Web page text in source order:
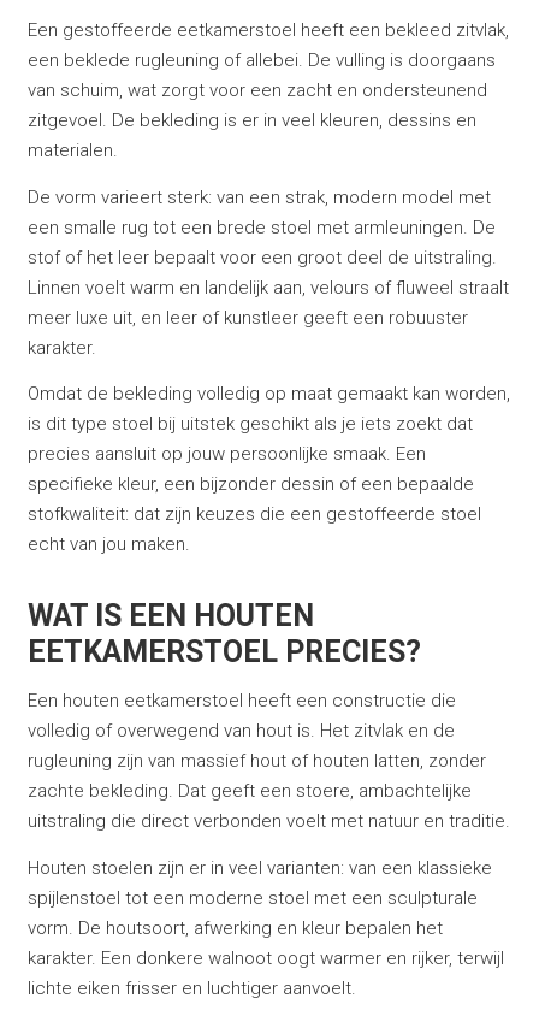
Een gestoffeerde eetkamerstoel heeft een bekleed zitvlak,
een beklede rugleuning of allebei. De vulling is doorgaans
van schuim, wat zorgt voor een zacht en ondersteunend
zitgevoel. De bekleding is er in veel kleuren, dessins en
materialen.
De vorm varieert sterk: van een strak, modern model met
een smalle rug tot een brede stoel met armleuningen. De
stof of het leer bepaalt voor een groot deel de uitstraling.
Linnen voelt warm en landelijk aan, velours of fluweel straalt
meer luxe uit, en leer of kunstleer geeft een robuuster
karakter.
Omdat de bekleding volledig op maat gemaakt kan worden,
is dit type stoel bij uitstek geschikt als je iets zoekt dat
precies aansluit op jouw persoonlijke smaak. Een
specifieke kleur, een bijzonder dessin of een bepaalde
stofkwaliteit: dat zijn keuzes die een gestoffeerde stoel
echt van jou maken.
WAT IS EEN HOUTEN
EETKAMERSTOEL PRECIES?
Een houten eetkamerstoel heeft een constructie die
volledig of overwegend van hout is. Het zitvlak en de
rugleuning zijn van massief hout of houten latten, zonder
zachte bekleding. Dat geeft een stoere, ambachtelijke
uitstraling die direct verbonden voelt met natuur en traditie.
Houten stoelen zijn er in veel varianten: van een klassieke
spijlenstoel tot een moderne stoel met een sculpturale
vorm. De houtsoort, afwerking en kleur bepalen het
karakter. Een donkere walnoot oogt warmer en rijker, terwijl
lichte eiken frisser en luchtiger aanvoelt.